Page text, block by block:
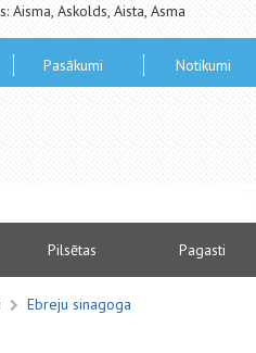
Aisma, Askolds, Aista, Asma
Pasākumi Notikumi
Pilsētas Pagasti
Ebreju sinagoga